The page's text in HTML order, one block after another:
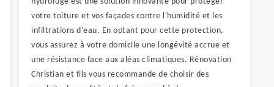
votre toiture et vos façades contre l'humidité et les
infiltrations d'eau. En optant pour cette protection,
vous assurez à votre domicile une longévité accrue et
une résistance face aux aléas climatiques. Rénovation
Christian et fils vous recommande de choisir des